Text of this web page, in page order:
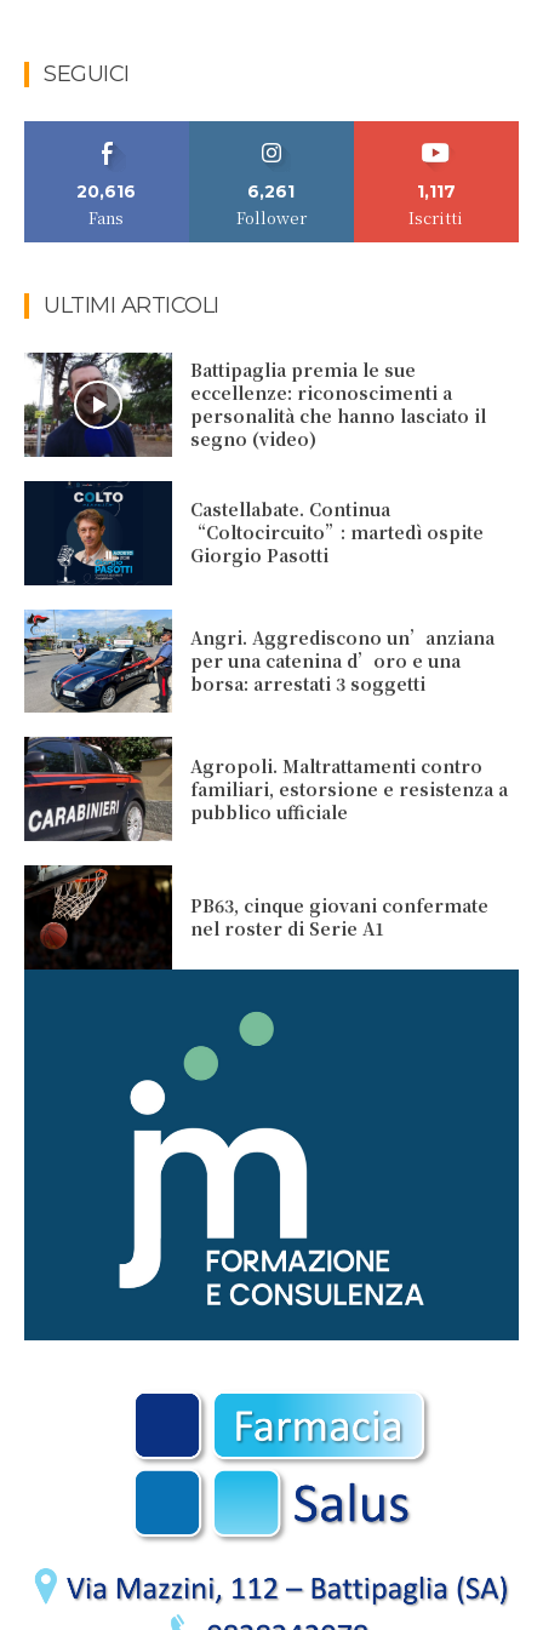
SEGUICI
20,616
Fans
6,261
Follower
1,117
Iscritti
ULTIMI ARTICOLI
Battipaglia premia le sue
eccellenze: riconoscimenti a
personalità che hanno lasciato il
segno (video)
Castellabate. Continua
“Coltocircuito”: martedì ospite
Giorgio Pasotti
Angri. Aggrediscono un’anziana
per una catenina d’oro e una
borsa: arrestati 3 soggetti
Agropoli. Maltrattamenti contro
familiari, estorsione e resistenza a
pubblico ufficiale
PB63, cinque giovani confermate
nel roster di Serie A1